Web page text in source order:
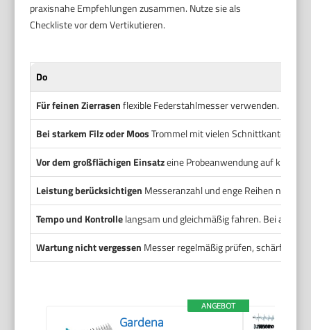
praxisnahe Empfehlungen zusammen. Nutze sie als
Checkliste vor dem Vertikutieren.
Do
Für feinen Zierrasenflexible Federstahlmesser verwenden. Hohe
Bei starkem Filz oder MoosTrommel mit vielen Schnittkanten
Vor dem großflächigen Einsatzeine Probeanwendung auf kleiner
Leistung berücksichtigen Messeranzahl und enge Reihen nur
Tempo und Kontrollelangsam und gleichmäßig fahren. Bei
Wartung nicht vergessen Messer regelmäßig prüfen, schärfen
ANGEBOT
Gardena